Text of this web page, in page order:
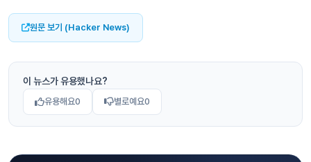
원문 보기 (Hacker News)
이 뉴스가 유용했나요?
유용해요0 별로예요0